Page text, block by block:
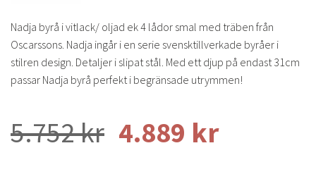
Nadja byrå i vitlack/ oljad ek 4 lådor smal med träben från
Oscarssons. Nadja ingår i en serie svensktillverkade byråer i
stilren design. Detaljer i slipat stål. Med ett djup på endast 31cm
passar Nadja byrå perfekt i begränsade utrymmen!
5.752kr 4.889 kr